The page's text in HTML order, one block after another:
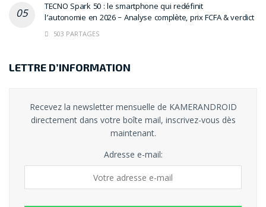
TECNO Spark 50 : le smartphone qui redéfinit
l’autonomie en 2026 – Analyse complète, prix FCFA & verdict
503 PARTAGES
LETTRE D’INFORMATION
Recevez la newsletter mensuelle de KAMERANDROID
directement dans votre boîte mail, inscrivez-vous dès
maintenant.
Adresse e-mail: